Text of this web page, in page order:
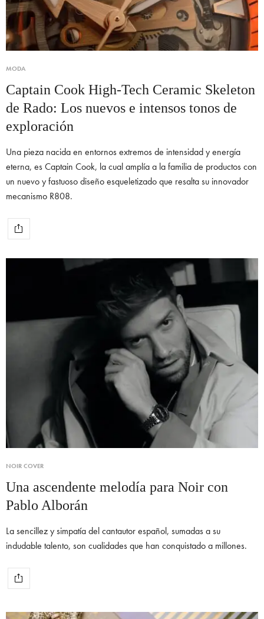
MODA
Captain Cook High-Tech Ceramic Skeleton
de Rado: Los nuevos e intensos tonos de
exploración
Una pieza nacida en entornos extremos de intensidad y energía
eterna, es Captain Cook, la cual amplía a la familia de productos con
un nuevo y fastuoso diseño esqueletizado que resalta su innovador
mecanismo R808.
NOIR COVER
Una ascendente melodía para Noir con
Pablo Alborán
La sencillez y simpatía del cantautor español, sumadas a su
indudable talento, son cualidades que han conquistado a millones.